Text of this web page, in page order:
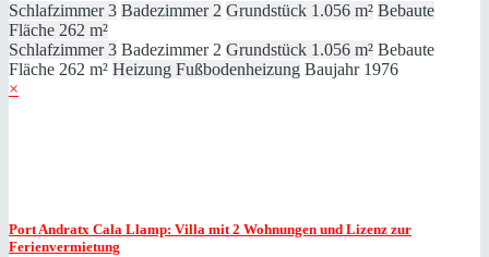
Schlafzimmer 3 Badezimmer 2 Grundstück 1.056 m² Bebaute
Fläche 262 m²
Schlafzimmer 3 Badezimmer 2 Grundstück 1.056 m² Bebaute
Fläche 262 m² Heizung Fußbodenheizung Baujahr 1976
×
Port Andratx Cala Llamp: Villa mit 2 Wohnungen und Lizenz zur
Ferienvermietung